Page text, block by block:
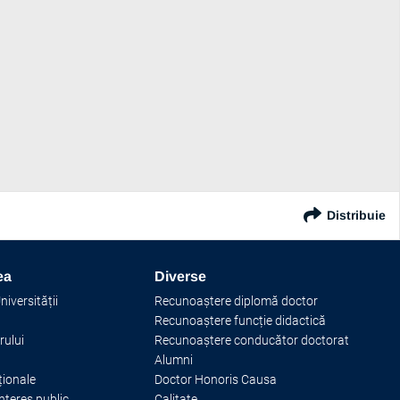
Distribuie
Diverse
Recunoaștere diplomă doctor
Recunoaștere funcție didactică
Recunoaștere conducător doctorat
Alumni
Doctor Honoris Causa